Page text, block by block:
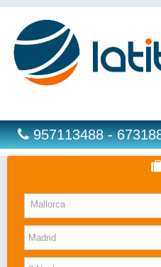
957113488 -
Hoteles
Costas
Islas
Mallorca